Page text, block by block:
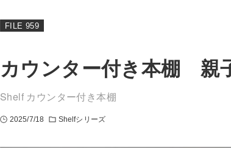
FILE 959
カウンター付き本棚 親
Shelf カウンター付き本棚
2025/7/18 Shelfシリーズ